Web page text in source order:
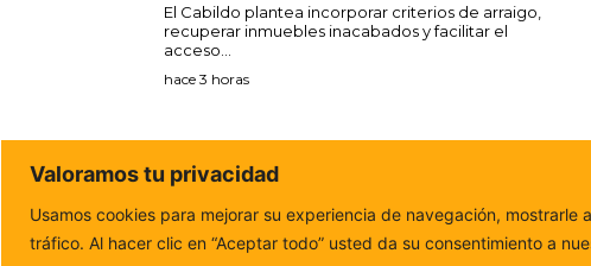
El Cabildo plantea incorporar criterios de arraigo,
recuperar inmuebles inacabados y facilitar el
acceso...
hace 3 horas